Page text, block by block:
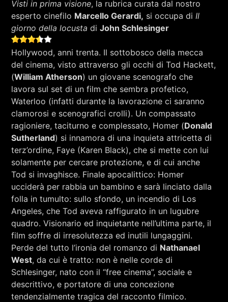
RCA - Radio città aperta
+393401974468
Sostieni Radio Città Aperta
Visti in prima visione, la rubrica curata dal nostro
esperto cinefilo Marcello Gerardi, si occupa di Il
giorno della locustadiJohn Schlesinger
Hollywood, anni trenta. Il sottobosco della mecca
del cinema, visto attraverso gli occhi di Tod Hackett,
(William Atherson) un giovane scenografo che
lavora sul set di un film che sembra profetico,
Waterloo (infatti durante la lavorazione ci saranno
clamorosi e scenografici crolli). Un compassato
ragioniere, taciturno e complessato, Homer (Donald
Sutherland) si innamora di una inquieta attricetta di
terz’ordine, Faye (Karen Black), che si mette con lui
solamente per cercare protezione, e di cui anche
Tod si invaghisce. Finale apocalittico: Homer
ucciderà per rabbia un bambino e sarà linciato dalla
folla in tumulto: sullo sfondo, un incendio di Los
Angeles, che Tod aveva raffigurato in un lugubre
quadro. Visionario ed inquietante nell’ultima parte, il
film soffre di irresolutezza ed inutili lungaggini.
Perde del tutto l’ironia del romanzo di Nathanael
West, da cui è tratto: non è nelle corde di
Schlesinger, nato con il “free cinema”, sociale e
descrittivo, e portatore di una concezione
tendenzialmente tragica del racconto filmico.